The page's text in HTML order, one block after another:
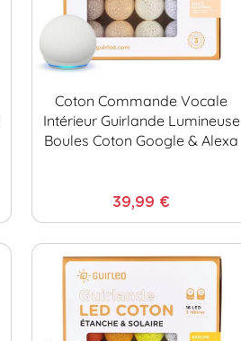
Coton Commande Vocale
Intérieur Guirlande Lumineuse
Boules Coton Google & Alexa
39,99 €